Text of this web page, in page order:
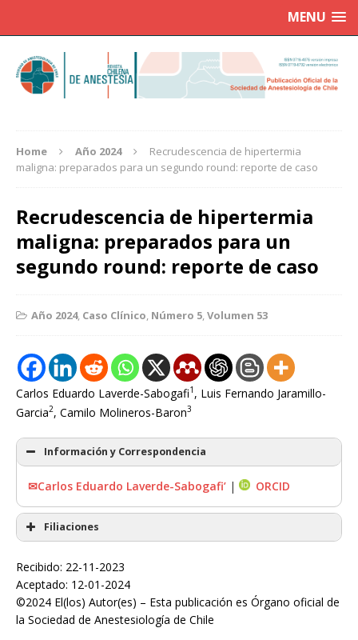
MENU
Home Año 2024
Recrudescencia de hipertermia
maligna: preparados para un segundo round: reporte de caso
Recrudescencia de hipertermia
maligna: preparados para un
segundo round: reporte de caso
Año 2024, Caso Clínico, Número 5,Volumen 53
Carlos Eduardo Laverde-Sabogafi1 , Luis Fernando Jaramillo-
Garcia2, Camilo Molineros-Baron3
Información y Correspondencia
✉Carlos Eduardo Laverde-Sabogafi’ | ORCID
Filiaciones
Recibido: 22-11-2023
Aceptado: 12-01-2024
©2024 El(los) Autor(es) – Esta publicación es Órgano oficial de
la Sociedad de Anestesiología de Chile